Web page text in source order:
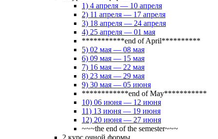
1) 4 апреля — 10 апреля
2) 11 апреля — 17 апреля
3) 18 апреля — 24 апреля
4) 25 апреля — 01 мая
***********end of April**********
5) 02 мая — 08 мая
6) 09 мая — 15 мая
7) 16 мая — 22 мая
8) 23 мая — 29 мая
9) 30 мая — 05 июня
************end of May***********
10) 06 июня — 12 июня
11) 13 июня — 19 июня
12) 20 июня — 27 июня
~~~the end of the semester~~~
2 курс очной формы